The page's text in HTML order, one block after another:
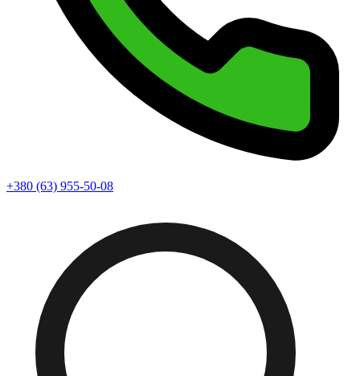
+380 (63) 955-50-08